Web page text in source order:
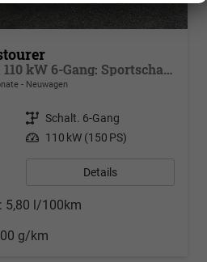
Tribe Edition 1.5 TSI 110 kW 6-Gang: Sportschalensitze beheizbar, elektrisch einstellbar, DCC Fahrwerk, 19 Zoll Alufelgen ,Cupra Seitenschweller, Klimaautomatik 3 Zonen,
Neuwagen
Getriebe Schalt. 6-Gang
Leistung 110 kW (150 PS)
Details
5,80 l/100km
g/km